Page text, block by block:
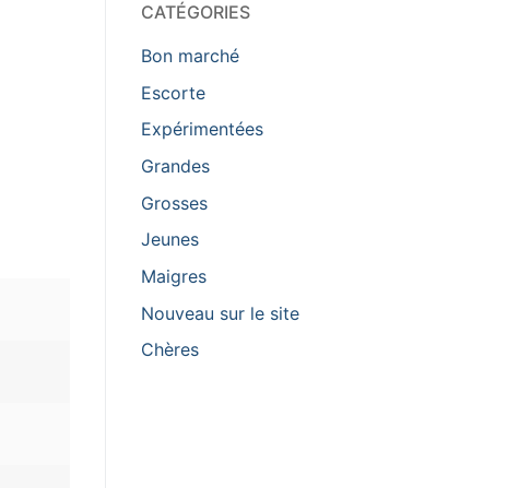
CATÉGORIES
Bon marché
Escorte
Expérimentées
Grandes
Grosses
Jeunes
Maigres
Nouveau sur le site
Сhères